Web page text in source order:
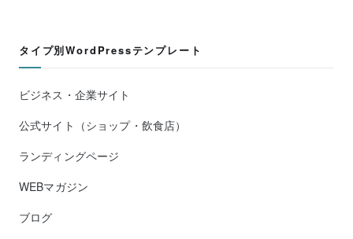
タイプ別WordPressテンプレート
ビジネス・企業サイト
公式サイト（ショップ・飲食店）
ランディングページ
WEBマガジン
ブログ